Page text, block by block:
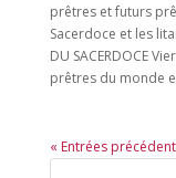
prêtres et futurs
Sacerdoce et les
DU SACERDOCE
prêtres du monde
« Entrées